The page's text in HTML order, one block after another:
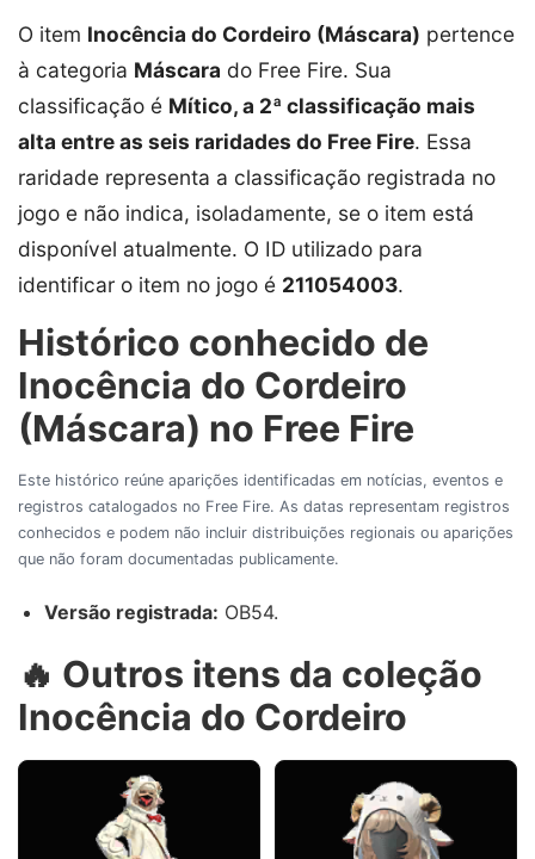
O item Inocência do Cordeiro (Máscara) pertence
à categoria Máscara do Free Fire. Sua
classificação é Mítico, a 2ª classificação mais
alta entre as seis raridades do Free Fire. Essa
raridade representa a classificação registrada no
jogo e não indica, isoladamente, se o item está
disponível atualmente. O ID utilizado para
identificar o item no jogo é 211054003.
Histórico conhecido de
Inocência do Cordeiro
(Máscara) no Free Fire
Este histórico reúne aparições identificadas em notícias, eventos e
registros catalogados no Free Fire. As datas representam registros
conhecidos e podem não incluir distribuições regionais ou aparições
que não foram documentadas publicamente.
Versão registrada: OB54.
🔥 Outros itens da coleção
Inocência do Cordeiro